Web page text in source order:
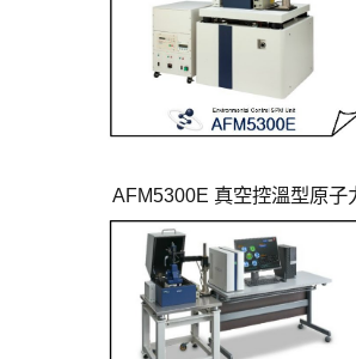
AFM5300E 真空控溫型原子